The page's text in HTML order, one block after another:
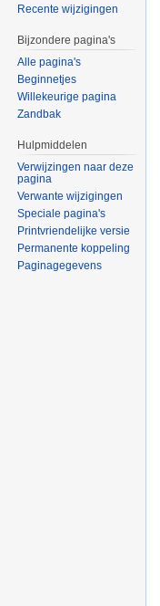
Recente wijzigingen
Bijzondere pagina's
Alle pagina's
Beginnetjes
Willekeurige pagina
Zandbak
Hulpmiddelen
Verwijzingen naar deze
pagina
Verwante wijzigingen
Speciale pagina's
Printvriendelijke versie
Permanente koppeling
Paginagegevens